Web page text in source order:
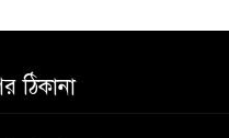
ঠিকানা